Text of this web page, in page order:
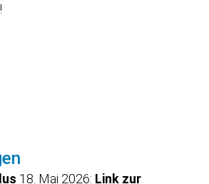
18. Mai 2026: Link zur